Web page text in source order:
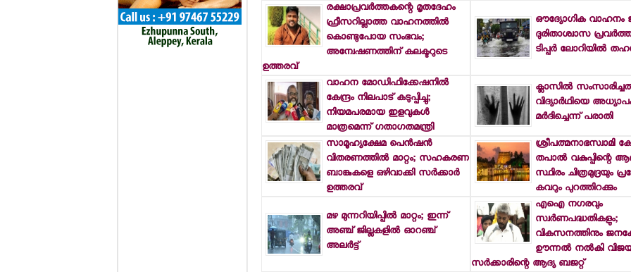
രക്ഷാപ്രവര്‍ത്തകന്റെ മൃതദേഹം
ഫ്രീസറില്ലാത്ത വാഹനത്തില്‍
കൊണ്ടുപോയ സംഭവം;
അന്വേഷണത്തിന് കലക്ടറുടെ
ഉത്തരവ്
ഔദ്യോഗിക വാഹനം
ദുരിതാശ്വാസ
ടിപ്പര്‍ ലോറിയില്‍
വാഹന മോഡിഫിക്കേഷനില്‍
കേന്ദ്രം നിലപാട് കടുപ്പിച്ചു;
നിയമപരമായ ഇളവുകള്‍
മാത്രമെന്ന് ഗതാഗതമന്ത്രി
ക്ലാസില്‍
വിദ്യാര്‍ഥിയെ
മര്‍ദിച്ചെന്ന് പരാതി
സാമൂഹ്യക്ഷേമ പെന്‍ഷന്‍
വിതരണത്തില്‍ മാറ്റം; സഹകരണ
ബാങ്കുകളെ ഒഴിവാക്കി സര്‍ക്കാര്‍
ഉത്തരവ്
ശ്രീപത്മനാഭസ്വാമി
തപാല്‍ വകുപ്പിന്റെ
സ്ഥിരം ചിത്രമുദ്രയും
കവറും പുറത്തിറക്കും
മഴ മുന്നറിയിപ്പില്‍ മാറ്റം; ഇന്ന്
അഞ്ച് ജില്ലകളില്‍ ഓറഞ്ച്
അലര്‍ട്ട്
എഐ നഗരവും
സ്വര്‍ണപദ്ധതികളും;
വികസനത്തിനും
ഊന്നല്‍ നല്‍കി
സര്‍ക്കാരിന്റെ ആദ്യ ബജറ്റ്